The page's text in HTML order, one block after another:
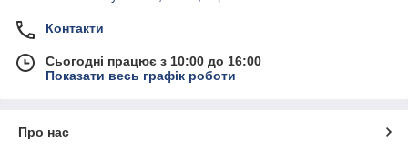
Контакти
Сьогодні працює з 10:00 до 16:00
Показати весь графік роботи
Про нас